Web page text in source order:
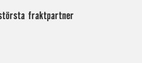
fraktpartner